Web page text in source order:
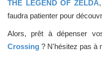
THE LEGEND OF ZELDA
faudra patienter pour
Alors, prêt à dépenser
Crossing ? N'hésitez pas à